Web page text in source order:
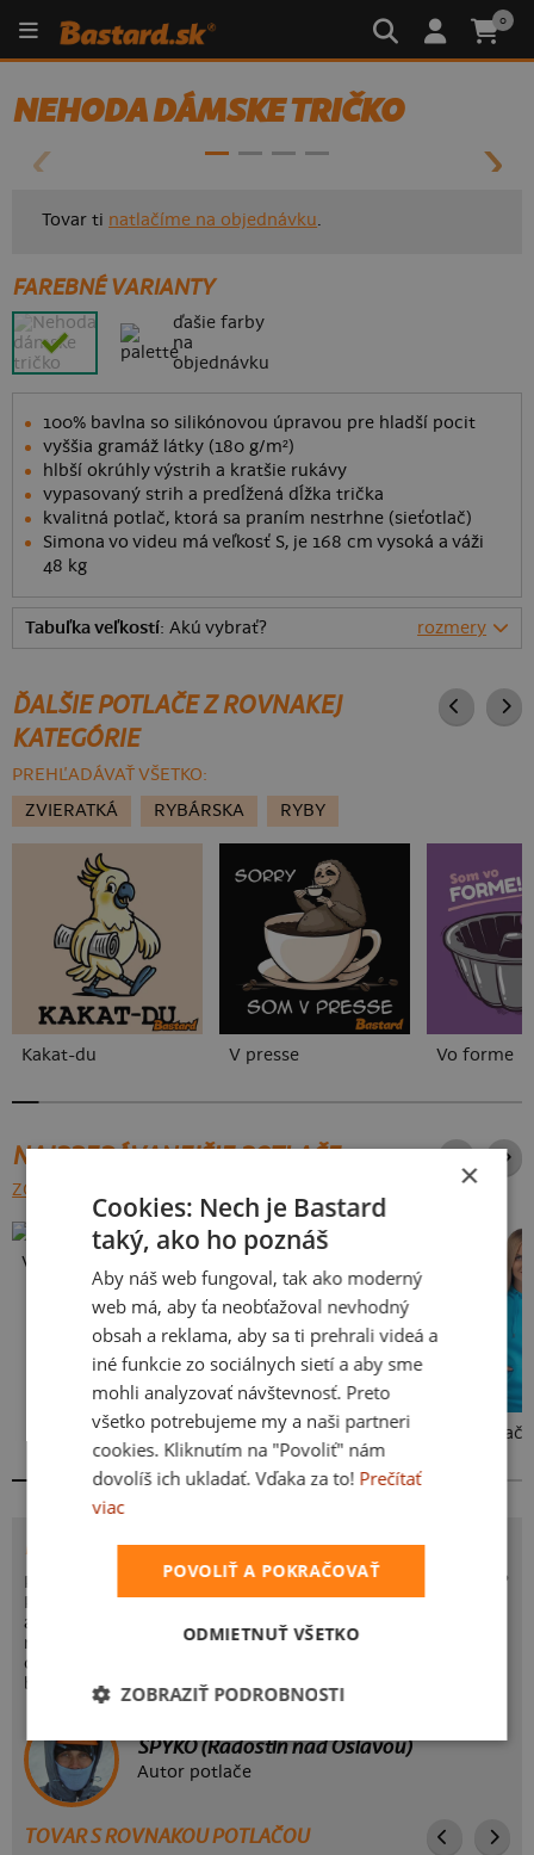
0
NEHODA DÁMSKE TRIČKO
Tovar ti natlačíme na objednávku.
FAREBNÉ VARIANTY
ďašie farby
na
objednávku
100% bavlna so silikónovou úpravou pre hladší pocit
vyššia gramáž látky (180 g/m²)
hlbší okrúhly výstrih a kratšie rukávy
vypasovaný strih a predĺžená dĺžka trička
kvalitná potlač, ktorá sa praním nestrhne (sieťotlač)
Simona vo videu má veľkosť S, je 168 cm vysoká a váži
48 kg
Tabuľka veľkostí: Akú vybrať? rozmery
ĎALŠIE POTLAČE Z ROVNAKEJ
KATEGÓRIE
PREHĽADÁVAŤ VŠETKO:
ZVIERATKÁ
RYBÁRSKA RYBY
Kakat-du V presse Vo forme
NAJPREDÁVANEJŠIE POTLAČE
ZOBRAZIŤ VŠETKY
Vlastná potlač
Kakat-du Bez potlače
POTLAČ NEHODA
Prišlo vám niekedy na um, ako ťažký život musia mať ryby?
Pod vodou sa nedá utajiť žiadna drobná nehoda, presne
ako na tejto originálnej potlači s tromi rybičkami. Za
nosenie trička alebo mikiny s týmto obrázkom ťa ale nikto
odsudzovať nebude. Neboj, všetko oblečenie dodáváme
bez pachovej stopy.
SPYKO (Radostín nad Oslavou)
Autor potlače
TOVAR S ROVNAKOU POTLAČOU
×
Cookies: Nech je Bastard
taký, ako ho poznáš
Aby náš web fungoval, tak ako moderný
web má, aby ťa neobťažoval nevhodný
obsah a reklama, aby sa ti prehrali videá a
iné funkcie zo sociálnych sietí a aby sme
mohli analyzovať návštevnosť. Preto
všetko potrebujeme my a naši partneri
cookies. Kliknutím na "Povoliť" nám
dovolíš ich ukladať. Vďaka za to! Prečítať
viac
POVOLIŤ A POKRAČOVAŤ
ODMIETNUŤ VŠETKO
ZOBRAZIŤ PODROBNOSTI